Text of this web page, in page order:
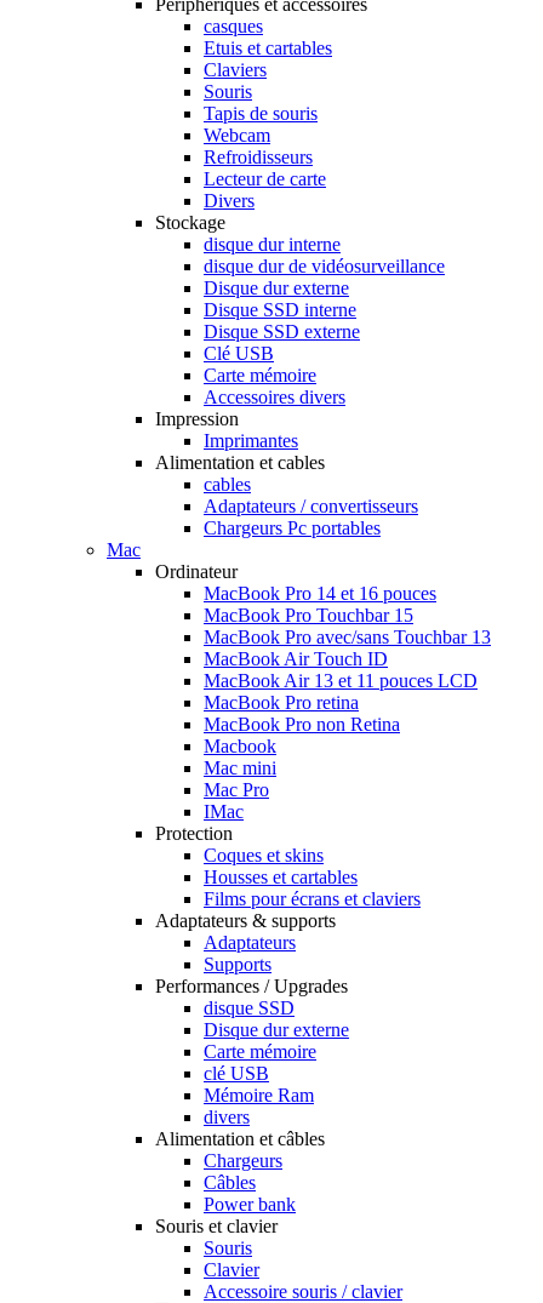
Périphériques et accessoires
casques
Etuis et cartables
Claviers
Souris
Tapis de souris
Webcam
Refroidisseurs
Lecteur de carte
Divers
Stockage
disque dur interne
disque dur de vidéosurveillance
Disque dur externe
Disque SSD interne
Disque SSD externe
Clé USB
Carte mémoire
Accessoires divers
Impression
Imprimantes
Alimentation et cables
cables
Adaptateurs / convertisseurs
Chargeurs Pc portables
Mac
Ordinateur
MacBook Pro 14 et 16 pouces
MacBook Pro Touchbar 15
MacBook Pro avec/sans Touchbar 13
MacBook Air Touch ID
MacBook Air 13 et 11 pouces LCD
MacBook Pro retina
MacBook Pro non Retina
Macbook
Mac mini
Mac Pro
IMac
Protection
Coques et skins
Housses et cartables
Films pour écrans et claviers
Adaptateurs & supports
Adaptateurs
Supports
Performances / Upgrades
disque SSD
Disque dur externe
Carte mémoire
clé USB
Mémoire Ram
divers
Alimentation et câbles
Chargeurs
Câbles
Power bank
Souris et clavier
Souris
Clavier
Accessoire souris / clavier